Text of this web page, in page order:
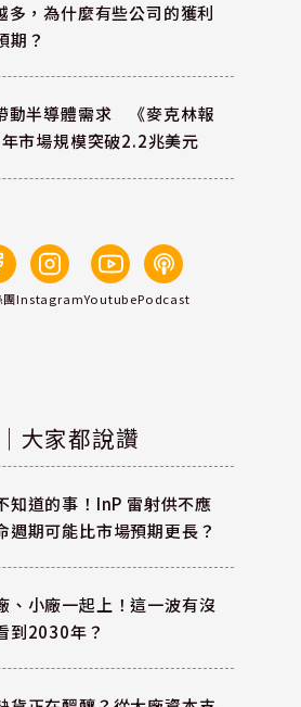
多，為什麼有些公司的獲利
期？
動半導體需求 《麥克林報
市場規模突破2.2兆美元
團InstagramYoutubePodcast
大家都說讚
知道的事！InP 雷射供不應
週期可能比市場預期更長？
、小廠一起上！這一波有沒
到2030年？